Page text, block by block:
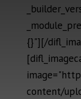
{}"][/
content/